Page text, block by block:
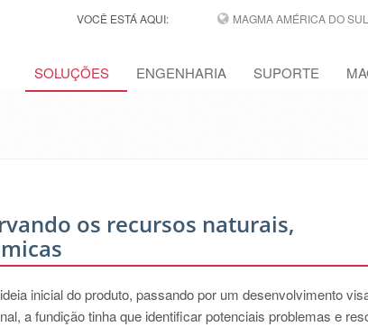
VOCÊ ESTÁ AQUI: MAGMA AMÉRICA DO
SOLUÇÕES ENGENHARIA SUPORTE
os recursos naturais,
inicial do produto, passando por um desenvolvimento
a fundição tinha que identificar potenciais problemas e